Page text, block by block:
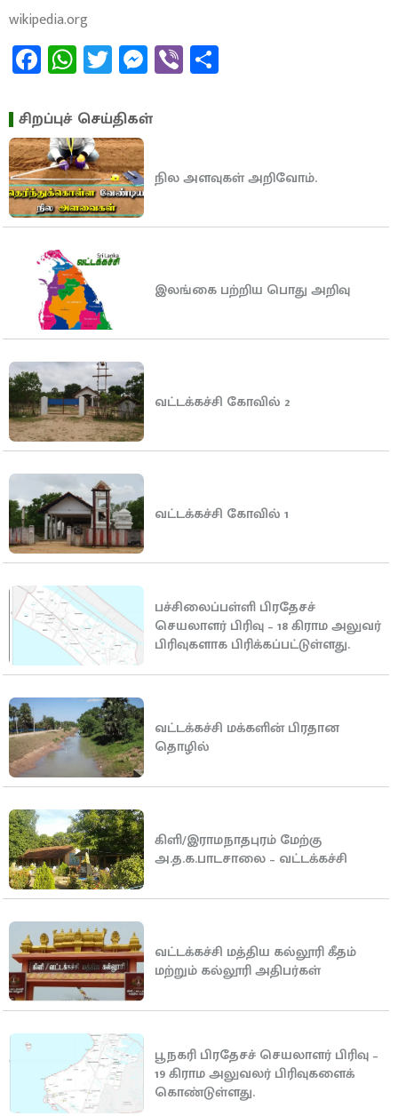
wikipedia.org
Facebook
WhatsApp
Twitter
Messenger
Viber
சிறப்புச் செய்திகள்
நில அளவுகள் அறிவோம்.
இலங்கை பற்றிய பொது அறிவு
வட்டக்கச்சி கோவில் 2
வட்டக்கச்சி கோவில் 1
பச்சிலைப்பள்ளி பிரதேசச்
செயலாளர் பிரிவு – 18 கிராம அலுவர்
பிரிவுகளாக பிரிக்கப்பட்டுள்ளது.
வட்டக்கச்சி மக்களின் பிரதான
தொழில்
கிளி/இராமநாதபுரம் மேற்கு
அ.த.க.பாடசாலை – வட்டக்கச்சி
வட்டக்கச்சி மத்திய கல்லூரி கீதம்
மற்றும் கல்லூரி அதிபர்கள்
பூநகரி பிரதேசச் செயலாளர் பிரிவு –
19 கிராம அலுவலர் பிரிவுகளைக்
கொண்டுள்ளது.